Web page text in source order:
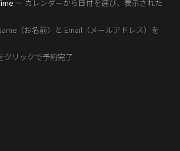
— カレンダーから日付を選び、表示された
（お名前）と Email（メールアドレス）を
クリックで予約完了